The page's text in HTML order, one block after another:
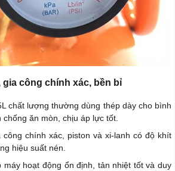
gia công chính xác, bền bỉ
chất lượng thường dùng thép dày cho bình
ăn mòn, chịu áp lực tốt.
chính xác, piston và xi-lanh có độ khít
hiệu suất nén.
máy hoạt động ổn định, tản nhiệt tốt và duy